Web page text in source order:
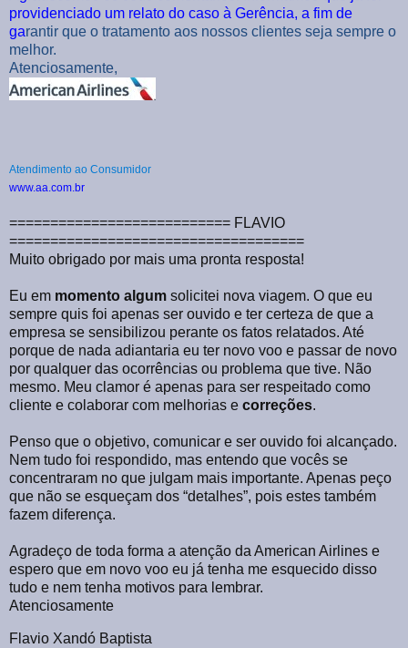
providenciado um relato do caso à Gerência, a fim de
garantir que o tratamento aos nossos clientes seja sempre o
melhor.
Atenciosamente,
Atendimento ao Consumidor
www.aa.com.br
=========================== FLAVIO
====================================
Muito obrigado por mais uma pronta resposta!
Eu em momento algum solicitei nova viagem. O que eu
sempre quis foi apenas ser ouvido e ter certeza de que a
empresa se sensibilizou perante os fatos relatados. Até
porque de nada adiantaria eu ter novo voo e passar de novo
por qualquer das ocorrências ou problema que tive. Não
mesmo. Meu clamor é apenas para ser respeitado como
cliente e colaborar com melhorias e correções.
Penso que o objetivo, comunicar e ser ouvido foi alcançado.
Nem tudo foi respondido, mas entendo que vocês se
concentraram no que julgam mais importante. Apenas peço
que não se esqueçam dos “detalhes”, pois estes também
fazem diferença.
Agradeço de toda forma a atenção da American Airlines e
espero que em novo voo eu já tenha me esquecido disso
tudo e nem tenha motivos para lembrar.
Atenciosamente
Flavio Xandó Baptista